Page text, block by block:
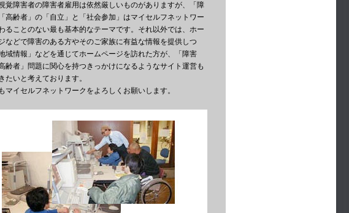
覚障害者の障害者雇用は依然厳しいものがありますが、「障
高齢者」の「自立」と「社会参加」はマイセルフネットワー
ることのない最も基本的なテーマです。それ以外では、ホー
などで障害のある方やそのご家族に有益な情報を提供しつ
域情報」などを通じてホームページを訪れた方が、「障害
齢者」問題に関心を持つきっかけになるようなサイト運営も
たいと考えております。
マイセルフネットワークをよろしくお願いします。